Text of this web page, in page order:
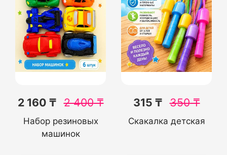
2 160 ₸ 2 400₸
Набор резиновых
машинок
315 ₸ 350₸
Скакалка детская